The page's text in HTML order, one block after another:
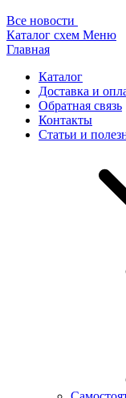
Все новости
Каталог схем Меню
Главная
Каталог
Доставка и
Обратная связь
Контакты
Статьи и